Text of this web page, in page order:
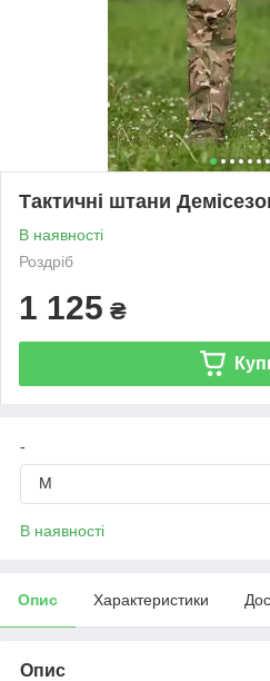
Тактичні штани
В наявності
Роздріб
1 125 ₴
-
M
В наявності
Опис Характеристики
Опис